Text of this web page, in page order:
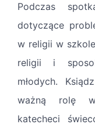
Podczas
dotyczące
w religii w
religii i
młodych.
ważną rolę w
katecheci